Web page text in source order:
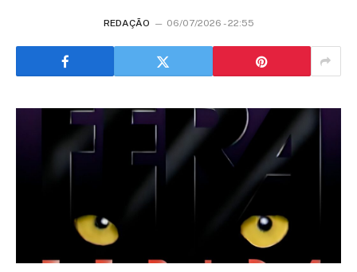
REDAÇÃO 06/07/2026 - 22:55